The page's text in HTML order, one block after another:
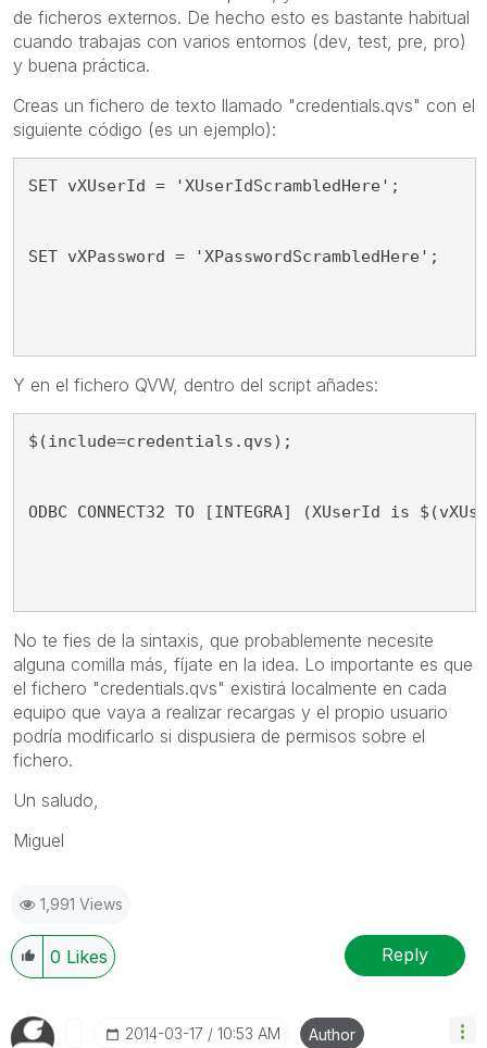
de ficheros externos. De hecho esto es bastante habitual
cuando trabajas con varios entornos (dev, test, pre, pro)
y buena práctica.
Creas un fichero de texto llamado "credentials.qvs" con el
siguiente código (es un ejemplo):
SET vXUserId = 'XUserIdScrambledHere';
SET vXPassword = 'XPasswordScrambledHere';
Y en el fichero QVW, dentro del script añades:
$(include=credentials.qvs);
ODBC CONNECT32 TO [INTEGRA] (XUserId is
No te fies de la sintaxis, que probablemente necesite
alguna comilla más, fíjate en la idea. Lo importante es que
el fichero "credentials.qvs" existirá localmente en cada
equipo que vaya a realizar recargas y el propio usuario
podría modificarlo si dispusiera de permisos sobre el
fichero.
Un saludo,
Miguel
1,991 Views
0 Likes Reply
‎2014-03-17 10:53 AM Author